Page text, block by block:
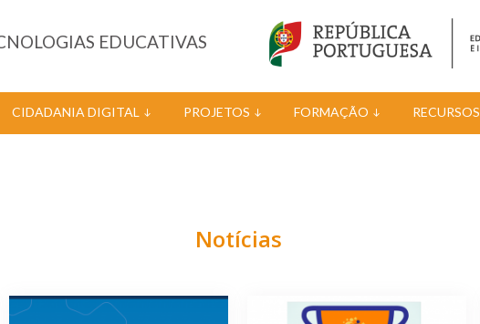
EDUCATIVAS
CIDADANIA DIGITAL PROJETOS FORMAÇÃO RECURSOS
Notícias